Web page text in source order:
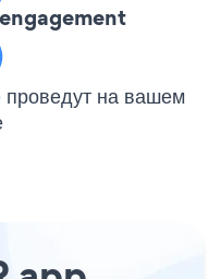
проведут на вашем